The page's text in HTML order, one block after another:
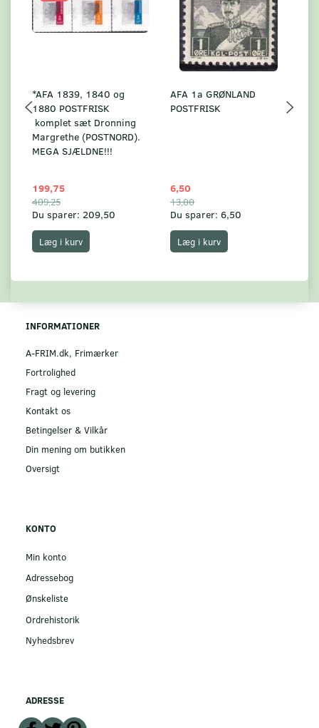
*AFA 1839, 1840 og
1880 POSTFRISK
komplet sæt Dronning
Margrethe (POSTNORD).
MEGA SJÆLDNE!!!
199,75
409,25
Du sparer: 209,50
Læg i kurv
AFA 1a GRØNLAND
POSTFRISK
6,50
13,00
Du sparer: 6,50
Læg i kurv
INFORMATIONER
A-FRIM.dk, Frimærker
Fortrolighed
Fragt og levering
Kontakt os
Betingelser & Vilkår
Din mening om butikken
Oversigt
KONTO
Min konto
Adressebog
Ønskeliste
Ordrehistorik
Nyhedsbrev
ADRESSE